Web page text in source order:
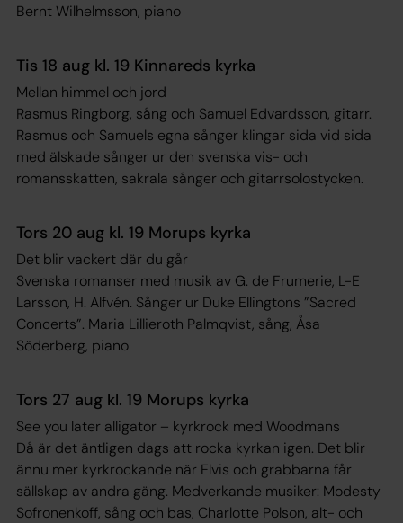
Bernt Wilhelmsson, piano
Tis 18 aug kl. 19 Kinnareds kyrka
Mellan himmel och jord
Rasmus Ringborg, sång och Samuel Edvardsson, gitarr.
Rasmus och Samuels egna sånger klingar sida vid sida
med älskade sånger ur den svenska vis- och
romansskatten, sakrala sånger och gitarrsolostycken.
Tors 20 aug kl. 19 Morups kyrka
Det blir vackert där du går
Svenska romanser med musik av G. de Frumerie, L-E
Larsson, H. Alfvén. Sånger ur Duke Ellingtons ”Sacred
Concerts”. Maria Lillieroth Palmqvist, sång, Åsa
Söderberg, piano
Tors 27 aug kl. 19 Morups kyrka
See you later alligator – kyrkrock med Woodmans
Då är det äntligen dags att rocka kyrkan igen. Det blir
ännu mer kyrkrockande när Elvis och grabbarna får
sällskap av andra gäng. Medverkande musiker: Modesty
Sofronenkoff, sång och bas, Charlotte Polson, alt- och